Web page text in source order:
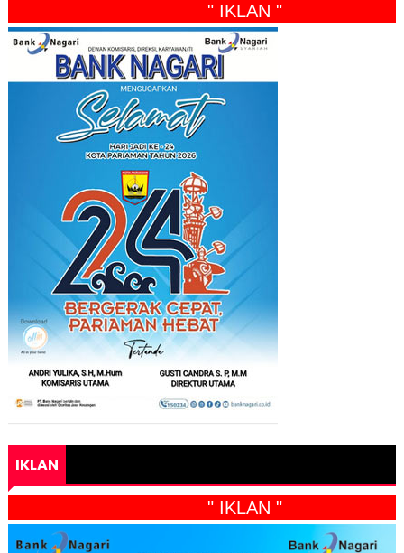
" IKLAN "
IKLAN
" IKLAN "